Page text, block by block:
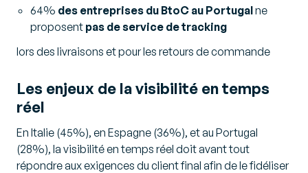
64% des entreprises du BtoC au Portugalne
proposent pas de service de tracking
lors des livraisons et pour les retours de commande
Les enjeux de la visibilité en temps
réel
En Italie (45%), en Espagne (36%), et au Portugal
(28%), la visibilité en temps réel doit avant tout
répondre aux exigences du client final afin de le fidéliser